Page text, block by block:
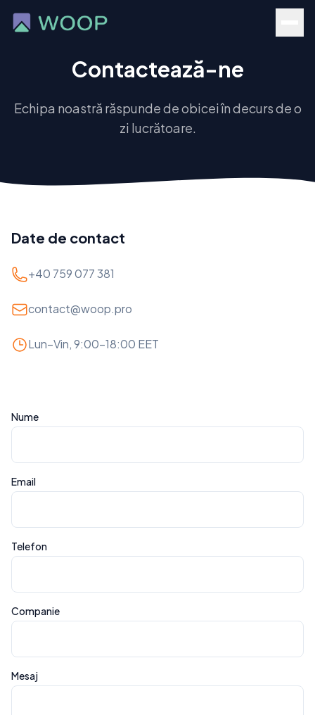
Contactează-ne
Echipa noastră răspunde de obicei în decurs de o
zi lucrătoare.
Date de contact
+40 759 077 381
contact@woop.pro
Lun–Vin, 9:00–18:00 EET
Nume
Email
Telefon
Companie
Mesaj